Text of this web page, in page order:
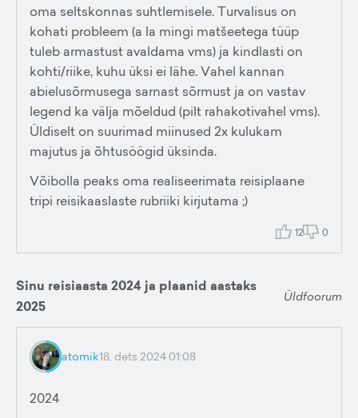
oma seltskonnas suhtlemisele. Turvalisus on
kohati probleem (a la mingi matšeetega tüüp
tuleb armastust avaldama vms) ja kindlasti on
kohti/riike, kuhu üksi ei lähe. Vahel kannan
abielusõrmusega sarnast sõrmust ja on vastav
legend ka välja mõeldud (pilt rahakotivahel vms).
Üldiselt on suurimad miinused 2x kulukam
majutus ja õhtusöögid üksinda.
Võibolla peaks oma realiseerimata reisiplaane
tripi reisikaaslaste rubriiki kirjutama ;)
12 0
Sinu reisiaasta 2024 ja plaanid aastaks
2025
Üldfoorum
atomik18. dets 2024 01:08
2024